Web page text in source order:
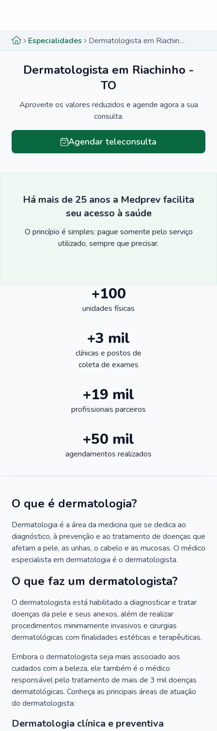
Especialidades Dermatologista em Riachinho - TO
Dermatologista em Riachinho -
TO
Aproveite os valores reduzidos e agende agora a sua
consulta.
Agendar teleconsulta
Há mais de 25 anos a Medprev facilita
seu acesso à saúde
O princípio é simples: pague somente pelo serviço
utilizado, sempre que precisar.
+100
unidades físicas
+3 mil
clínicas e postos de
coleta de exames
+19 mil
profissionais parceiros
+50 mil
agendamentos realizados
O que é dermatologia?
Dermatologia é a área da medicina que se dedica ao
diagnóstico, à prevenção e ao tratamento de doenças que
afetam a pele, as unhas, o cabelo e as mucosas. O médico
especialista em dermatologia é o dermatologista.
O que faz um dermatologista?
O dermatologista está habilitado a diagnosticar e tratar
doenças da pele e seus anexos, além de realizar
procedimentos minimamente invasivos e cirurgias
dermatológicas com finalidades estéticas e terapêuticas.
Embora o dermatologista seja mais associado aos
cuidados com a beleza, ele também é o médico
responsável pelo tratamento de mais de 3 mil doenças
dermatológicas. Conheça as principais áreas de atuação
do dermatologista:
Dermatologia clínica e preventiva